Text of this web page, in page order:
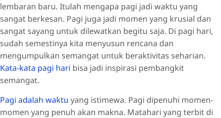
lembaran baru. Itulah mengapa pagi jadi waktu yang
sangat berkesan. Pagi juga jadi momen yang krusial dan
sangat sayang untuk dilewatkan begitu saja. Di pagi hari,
sudah semestinya kita menyusun rencana dan
mengumpulkan semangat untuk beraktivitas seharian.
Kata-kata pagi hari bisa jadi inspirasi pembangkit
semangat.
Pagi adalah waktu yang istimewa. Pagi dipenuhi momen-
momen yang penuh akan makna. Matahari yang terbit di